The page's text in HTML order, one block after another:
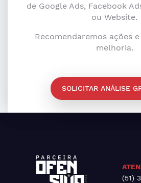
de Google Ads, Facebook
ou Website.
Recomendaremos ações
melhoria.
SOLICITAR ANÁLISE
(51)